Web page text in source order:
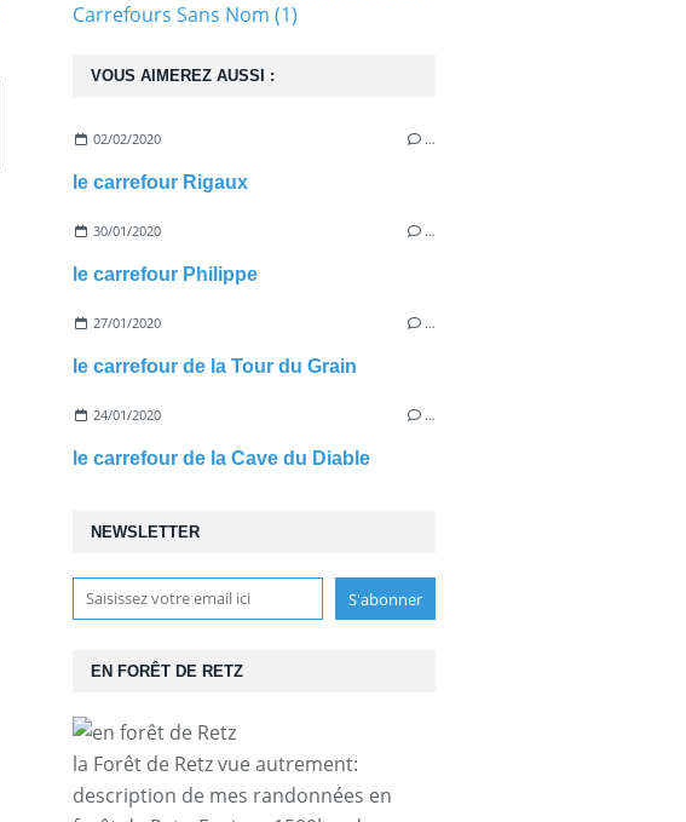
NEWSLETTER
EN FORÊT DE RETZ
la Forêt de Retz vue autrement:
description de mes randonnées en
VOUS AIMEREZ AUSSI :
02/02/2020 …
le carrefour Rigaux
30/01/2020 …
le carrefour Philippe
27/01/2020 …
le carrefour de la Tour du Grain
24/01/2020 …
le carrefour de la Cave du Diable
Carrefours Sans Nom (1)